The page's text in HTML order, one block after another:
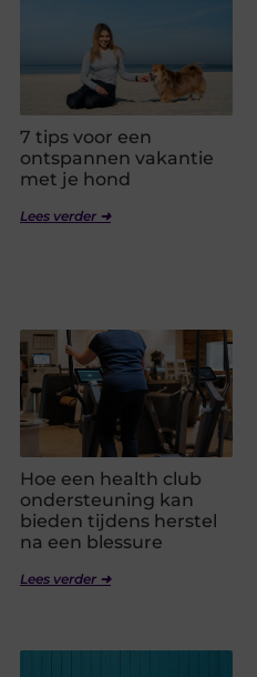
7 tips voor een
ontspannen vakantie
met je hond
Lees verder ➜
Hoe een health club
ondersteuning kan
bieden tijdens herstel
na een blessure
Lees verder ➜